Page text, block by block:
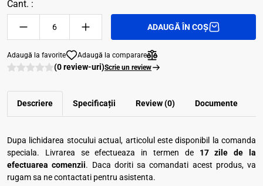
Cant. :
ADAUGĂ ÎN COȘ
Adaugă la favorite Adaugă la comparare
(0 review-uri)Scrie un review
Descriere Specificații Review (0) Documente
Dupa lichidarea stocului actual, articolul este disponibil la comanda
speciala. Livrarea se efectueaza in termen de 17 zile de la
efectuarea comenzii. Daca doriti sa comandati acest produs, va
rugam sa ne contactati pentru asistenta.